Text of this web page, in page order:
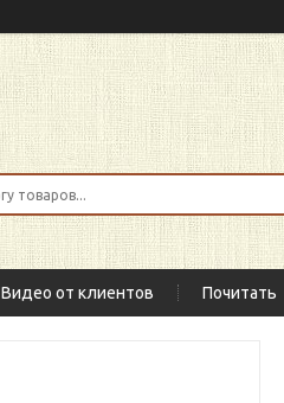
Видео от клиентов Почитать